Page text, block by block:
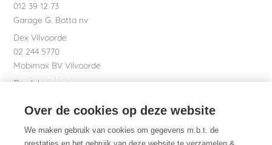
012 39 12 73
Garage G. Botta nv
Dex Vilvoorde
02 244 5770
Mobimax BV Vilvoorde
Dex Waregem
Garage Dhont bv
Dex nv Maatschappelijke zetel
051 26 01 01
Over de cookies op deze website
We maken gebruik van cookies om gegevens m.b.t. de